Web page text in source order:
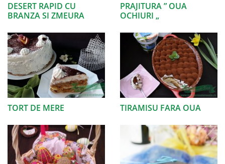
DESERT RAPID CU
BRANZA SI ZMEURA
PRAJITURA ” OUA
OCHIURI „
TORT DE MERE TIRAMISU FARA OUA